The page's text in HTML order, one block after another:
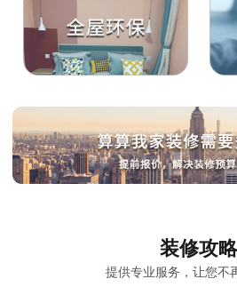
装修攻略
提供专业服务，让您不